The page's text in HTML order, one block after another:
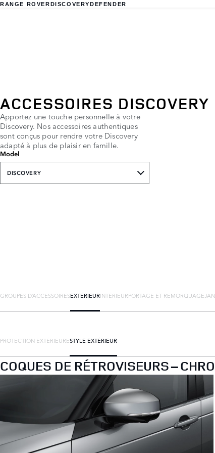
RANGE ROVERDISCOVERYDEFENDER
ACCESSOIRES DISCOVERY
Apportez une touche personnelle à votre
Discovery. Nos accessoires authentiques
sont conçus pour rendre votre Discovery
adapté à plus de plaisir en famille.
Model
DISCOVERY
GROUPES D’ACCESSOIRESEXTÉRIEURINTÉRIEURPORTAGE ET REMORQUAGE
PROTECTION EXTÉRIEURESTYLE EXTÉRIEUR
COQUES DE RÉTROVISEURS –